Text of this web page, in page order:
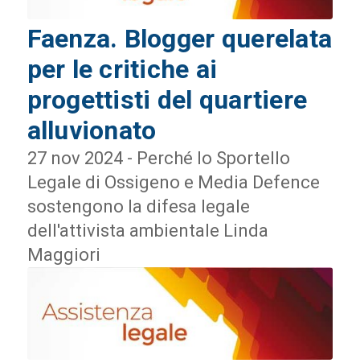
Faenza. Blogger querelata
per le critiche ai
progettisti del quartiere
alluvionato
27 nov 2024 - Perché lo Sportello
Legale di Ossigeno e Media Defence
sostengono la difesa legale
dell'attivista ambientale Linda
Maggiori